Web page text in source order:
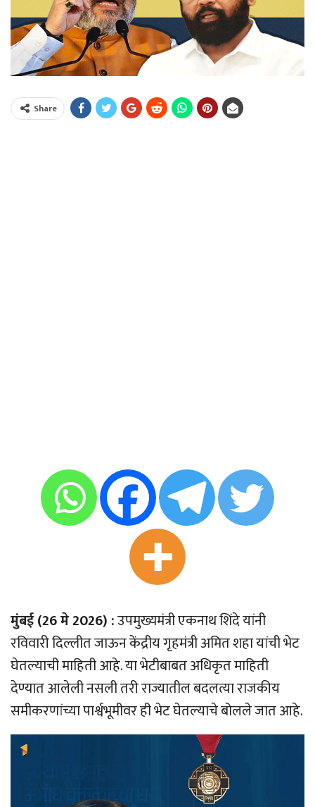
Share
मुंबई (26 मे 2026) :उपमुख्यमंत्री एकनाथ शिंदे यांनी
रविवारी दिल्लीत जाऊन केंद्रीय गृहमंत्री अमित शहा यांची भेट
घेतल्याची माहिती आहे. या भेटीबाबत अधिकृत माहिती
देण्यात आलेली नसली तरी राज्यातील बदलत्या राजकीय
समीकरणांच्या पार्श्वभूमीवर ही भेट घेतल्याचे बोलले जात आहे.